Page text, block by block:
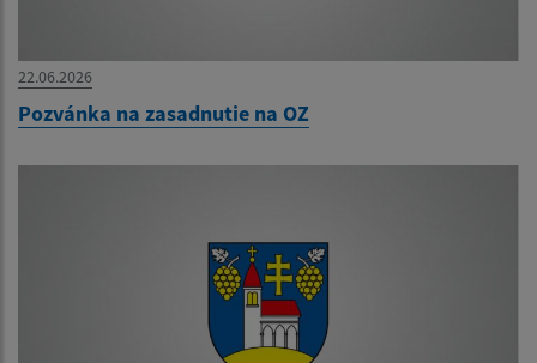
22.06.2026
Pozvánka na zasadnutie na OZ